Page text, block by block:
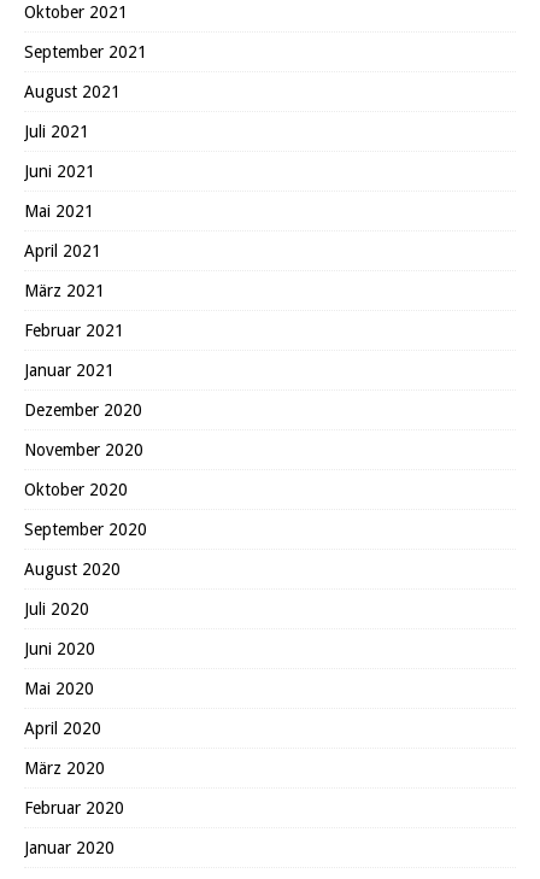
Oktober 2021
September 2021
August 2021
Juli 2021
Juni 2021
Mai 2021
April 2021
März 2021
Februar 2021
Januar 2021
Dezember 2020
November 2020
Oktober 2020
September 2020
August 2020
Juli 2020
Juni 2020
Mai 2020
April 2020
März 2020
Februar 2020
Januar 2020